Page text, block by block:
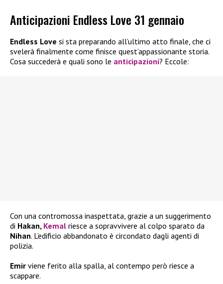
Anticipazioni Endless Love 31 gennaio
Endless Love si sta preparando all’ultimo atto finale, che ci
svelerà finalmente come finisce quest’appassionante storia.
Cosa succederà e quali sono le anticipazioni? Eccole:
Con una contromossa inaspettata, grazie a un suggerimento
di Hakan, Kemal riesce a sopravvivere al colpo sparato da
Nihan. L’edificio abbandonato è circondato dagli agenti di
polizia.
Emir viene ferito alla spalla, al contempo però riesce a
scappare.